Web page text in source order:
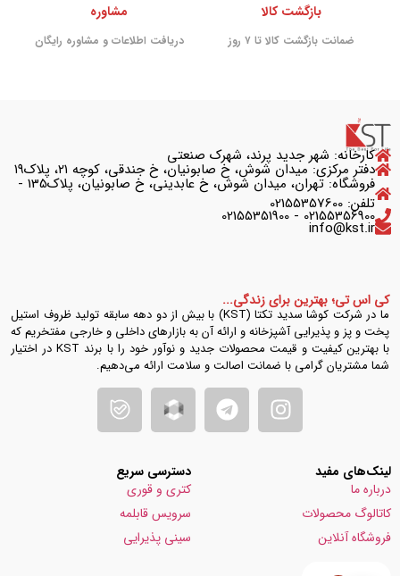
بازگشت کالا
ضمانت بازگشت کالا تا ۷ روز
مشاوره
دریافت اطلاعات و مشاوره رایگان
کارخانه: شهر جدید پرند، شهرک صنعتی
دفتر مرکزی: میدان شوش، خ صابونیان، خ جندقی، کوچه ۲۱، پلاک۱۹
فروشگاه: تهران، میدان شوش، خ عابدینی، خ صابونیان، پلاک135 -
تلفن: 02155357600
02155356900 - 02155351900
info@kst.ir
کی اس تی؛ بهترین برای زندگی...
ما در شرکت کوشا سدید تکتا (KST) با بیش از دو دهه سابقه تولید ظروف استیل
پخت و پز و پذیرایی آشپزخانه و ارائه آن به بازارهای داخلی و خارجی مفتخریم که
با بهترین کیفیت و قیمت محصولات جدید و نوآور خود را با برند KST در اختیار
شما مشتریان گرامی با ضمانت اصالت و سلامت ارائه می‌دهیم.
لینک‌های مفید
درباره ما
کاتالوگ محصولات
فروشگاه آنلاین
دسترسی سریع
کتری و قوری
سرویس قابلمه
سینی پذیرایی